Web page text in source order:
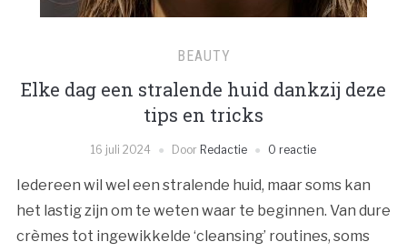
BEAUTY
Elke dag een stralende huid dankzij deze
tips en tricks
16 juli 2024 Door Redactie 0 reactie
Iedereen wil wel een stralende huid, maar soms kan
het lastig zijn om te weten waar te beginnen. Van dure
crèmes tot ingewikkelde ‘cleansing’ routines, soms